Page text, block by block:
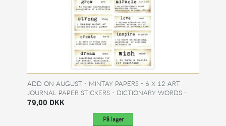
ADD ON AUGUST - MINTAY PAPERS - 6 X 12 ART
JOURNAL PAPER STICKERS - DICTIONARY WORDS -
HAPPY
79,00 DKK
På lager